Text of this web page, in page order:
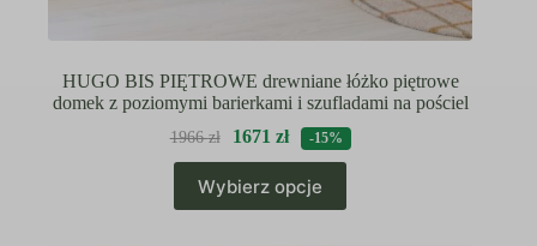
HUGO BIS PIĘTROWE drewniane łóżko piętrowe
domek z poziomymi barierkami i szufladami na pościel
1966zł 1671 zł -15%
Wybierz opcje
produkt
ma